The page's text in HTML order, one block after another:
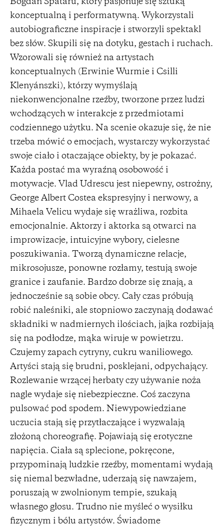
Bogdan Spătaru, który pasjonuje się sztuką
konceptualną i performatywną. Wykorzystali
autobiograficzne inspiracje i stworzyli spektakl
bez słów. Skupili się na dotyku, gestach i ruchach.
Wzorowali się również na artystach
konceptualnych (Erwinie Wurmie i Csilli
Klenyánszki), którzy wymyślają
niekonwencjonalne rzeźby, tworzone przez ludzi
wchodzących w interakcje z przedmiotami
codziennego użytku. Na scenie okazuje się, że nie
trzeba mówić o emocjach, wystarczy wykorzystać
swoje ciało i otaczające obiekty, by je pokazać.
Każda postać ma wyraźną osobowość i
motywacje. Vlad Udrescu jest niepewny, ostrożny,
George Albert Costea ekspresyjny i nerwowy, a
Mihaela Velicu wydaje się wrażliwa, rozbita
emocjonalnie. Aktorzy i aktorka są otwarci na
improwizacje, intuicyjne wybory, cielesne
poszukiwania. Tworzą dynamiczne relacje,
mikrosojusze, ponowne rozłamy, testują swoje
granice i zaufanie. Bardzo dobrze się znają, a
jednocześnie są sobie obcy. Cały czas próbują
robić naleśniki, ale stopniowo zaczynają dodawać
składniki w nadmiernych ilościach, jajka rozbijają
się na podłodze, mąka wiruje w powietrzu.
Czujemy zapach cytryny, cukru waniliowego.
Artyści stają się brudni, posklejani, odpychający.
Rozlewanie wrzącej herbaty czy używanie noża
nagle wydaje się niebezpieczne. Coś zaczyna
pulsować pod spodem. Niewypowiedziane
uczucia stają się przytłaczające i wyzwalają
złożoną choreografię. Pojawiają się erotyczne
napięcia. Ciała są splecione, pokręcone,
przypominają ludzkie rzeźby, momentami wydają
się niemal bezwładne, uderzają się nawzajem,
poruszają w zwolnionym tempie, szukają
własnego głosu. Trudno nie myśleć o wysiłku
fizycznym i bólu artystów. Świadome